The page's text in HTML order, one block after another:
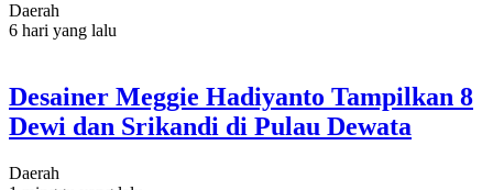
Daerah
6 hari yang lalu
Desainer Meggie Hadiyanto Tampilkan 8
Dewi dan Srikandi di Pulau Dewata
Daerah